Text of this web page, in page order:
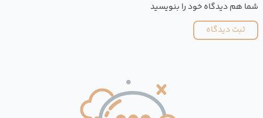
شما هم دیدگاه خود را بنویسید
ثبت دیدگاه